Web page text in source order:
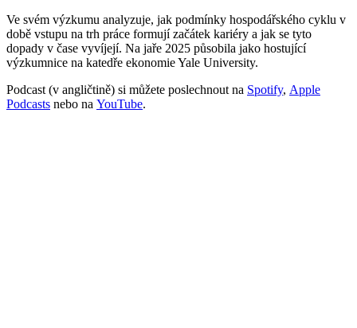
Ve svém výzkumu analyzuje, jak podmínky hospodářského cyklu v
době vstupu na trh práce formují začátek kariéry a jak se tyto
dopady v čase vyvíjejí. Na jaře 2025 působila jako hostující
výzkumnice na katedře ekonomie Yale University.
Podcast (v angličtině) si můžete poslechnout na Spotify, Apple
Podcasts nebo na YouTube.